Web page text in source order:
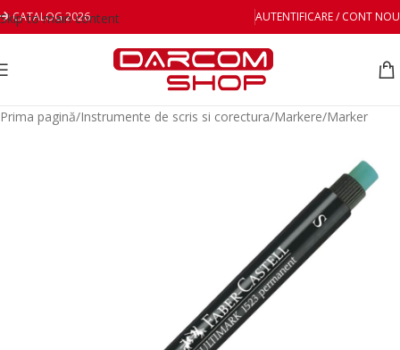
Skip to main content
CATALOG 2026 AUTENTIFICARE / CONT NOU
Prima pagină/Instrumente de scris si corectura/Markere/Marker